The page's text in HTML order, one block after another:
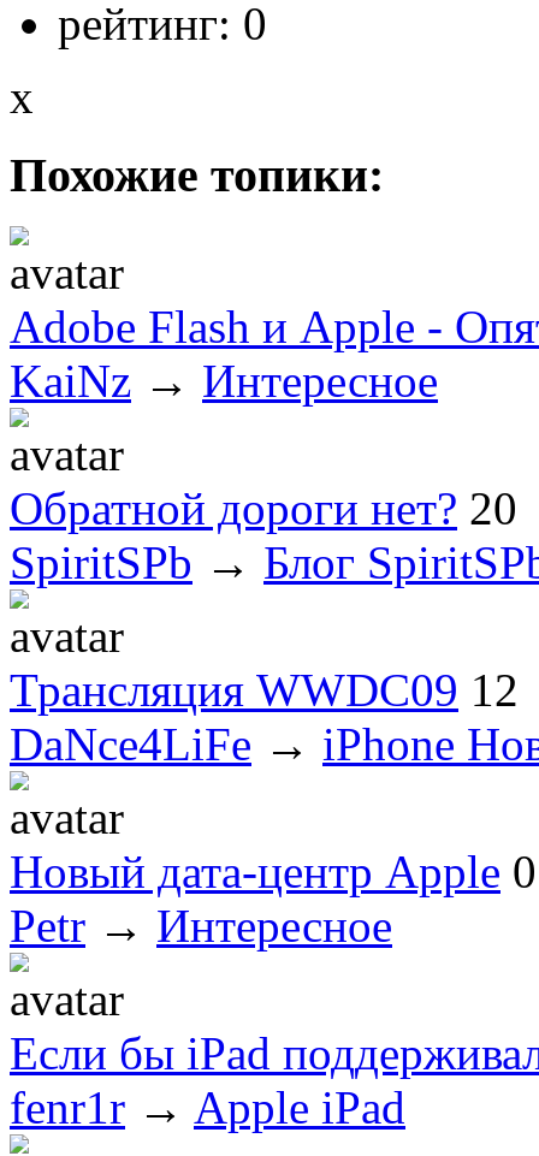
рейтинг: 0
x
Похожие топики:
Adobe Flash и Apple -
KaiNz → Интересное
Обратной дороги нет? 20
SpiritSPb → Блог
Трансляция WWDC09 12
DaNce4LiFe → iPhone
Новый дата-центр Apple 0
Petr → Интересное
Если бы iPad
fenr1r → Apple iPad